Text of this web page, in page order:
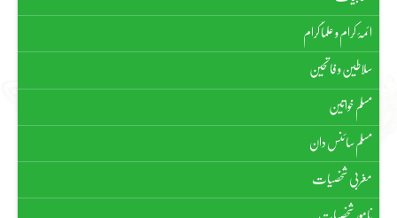
ائمۂ کرام و علماٗ کرام
سلاطین و فاتحین
مسلم خواتین
مسلم سائنس دان
مغربی شخصیات
نامور شخصیات